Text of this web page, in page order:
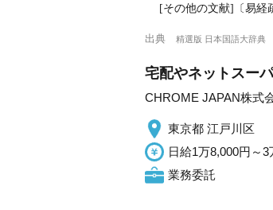
[その他の文献]〔易経
出典 精選版 日本国語大辞典
宅配やネットスー
CHROME JAPAN株式
東京都 江戸川区
日給1万8,000円～3
業務委託